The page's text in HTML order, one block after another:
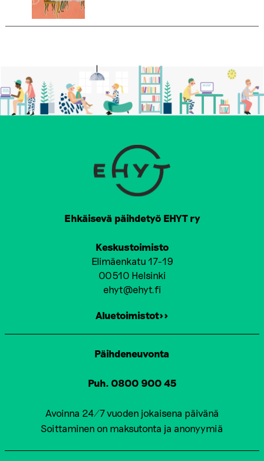
Ehkäisevä päihdetyö EHYT ry
Keskustoimisto
Elimäenkatu 17-19
00510 Helsinki
ehyt@ehyt.fi
Aluetoimistot>>
Päihdeneuvonta
Puh. 0800 900 45
Avoinna 24/7 vuoden jokaisena päivänä
Soittaminen on maksutonta ja anonyymiä